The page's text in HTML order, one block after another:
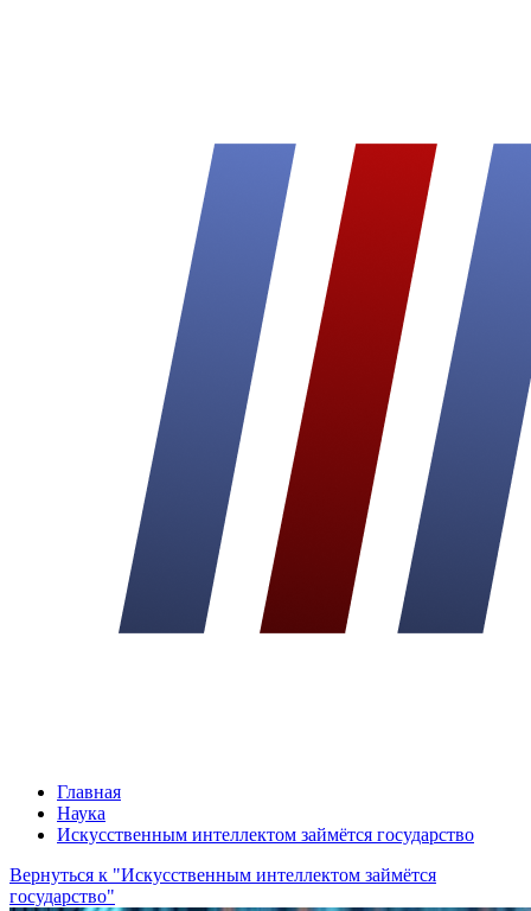
Главная
Наука
Искусственным интеллектом займётся государство
Вернуться к "Искусственным интеллектом займётся
государство"